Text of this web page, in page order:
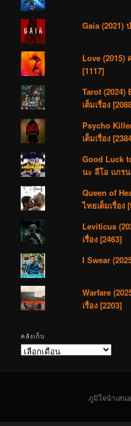
Gaia (2021)
Love (2015)
[1117]
Tarot (2024)
เต็มเรื่อง
Psycho
เต็มเรื่อง
Good Luck
นะ ลีโอ แกรน
Queen of
ไทยเต็มเรื่อง
Leviticus
เรื่อง [2463]
I Swear
Warfare
เรื่อง [2203]
คลังเก็บ
คลัง
ภูมิใจนำเสน